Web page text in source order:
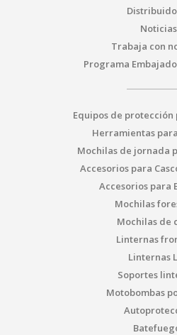
Noticias
Trabaja con
Programa
Equipos de protección
Herramientas
Mochilas de jornada
Accesorios para
Accesorios para
Mochilas
Mochilas de
Linternas
Linternas
Soportes
Motobombas